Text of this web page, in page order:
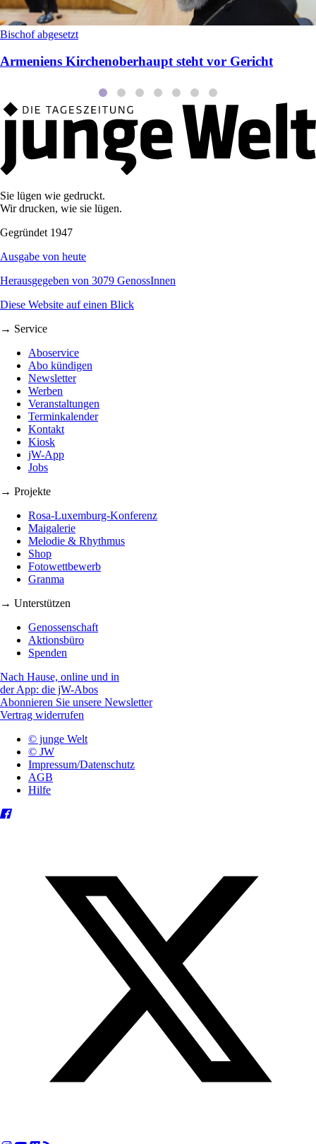
Bischof abgesetzt
Armeniens Kirchenoberhaupt steht vor Gericht
Sie lügen wie gedruckt.
Wir drucken, wie sie lügen.
Gegründet 1947
Ausgabe von heute
Herausgegeben von 3079 GenossInnen
Diese Website auf einen Blick
→ Service
Aboservice
Abo kündigen
Newsletter
Werben
Veranstaltungen
Terminkalender
Kontakt
Kiosk
jW-App
Jobs
→ Projekte
Rosa-Luxemburg-Konferenz
Maigalerie
Melodie & Rhythmus
Shop
Fotowettbewerb
Granma
→ Unterstützen
Genossenschaft
Aktionsbüro
Spenden
Nach Hause, online und in
der App: die jW-Abos
Abonnieren Sie unsere Newsletter
Vertrag widerrufen
© junge Welt
© JW
Impressum/Datenschutz
AGB
Hilfe